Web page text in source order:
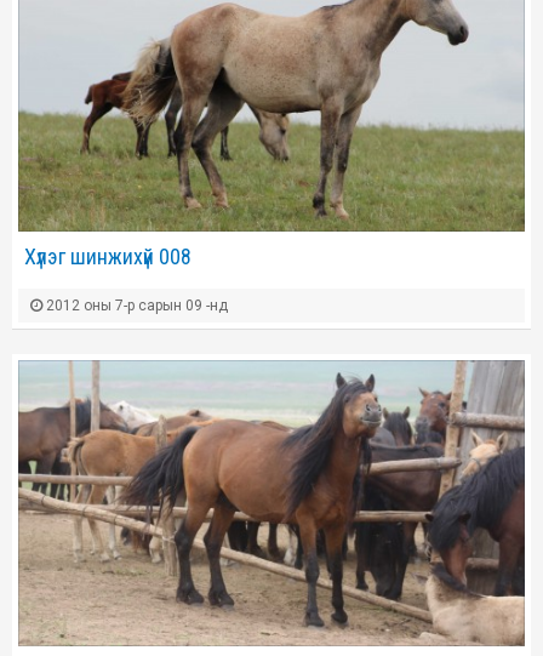
Хүлэг шинжихүй 008
2012 оны 7-р сарын 09 -нд